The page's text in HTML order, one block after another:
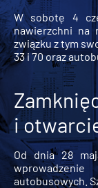
W sobotę 4
nawierzchni na
związku z tym
33 i 70 oraz
i
Od dnia 28
autobusowych.